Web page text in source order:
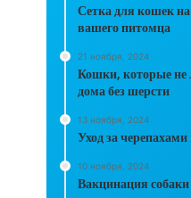
Сетка для кошек
вашего питомца
21 ноября, 2024
Кошки, которые не
дома без шерсти
13 ноября, 2024
Уход за
10 ноября, 2024
Вакцинация